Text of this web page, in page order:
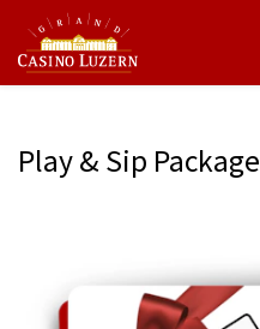
Play & Sip Package